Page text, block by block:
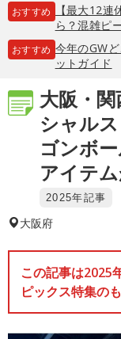
おすすめ
【最大12
ら？混雑ピ
おすすめ 今年のGW
ットガイド
大阪・
シャル
ゴンボ
アイテ
2025年記事
大阪府
この記事は2025
ピックス特集の